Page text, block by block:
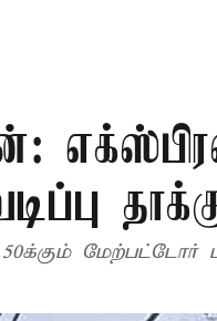
50க்கும் மேற்பட்டோர்